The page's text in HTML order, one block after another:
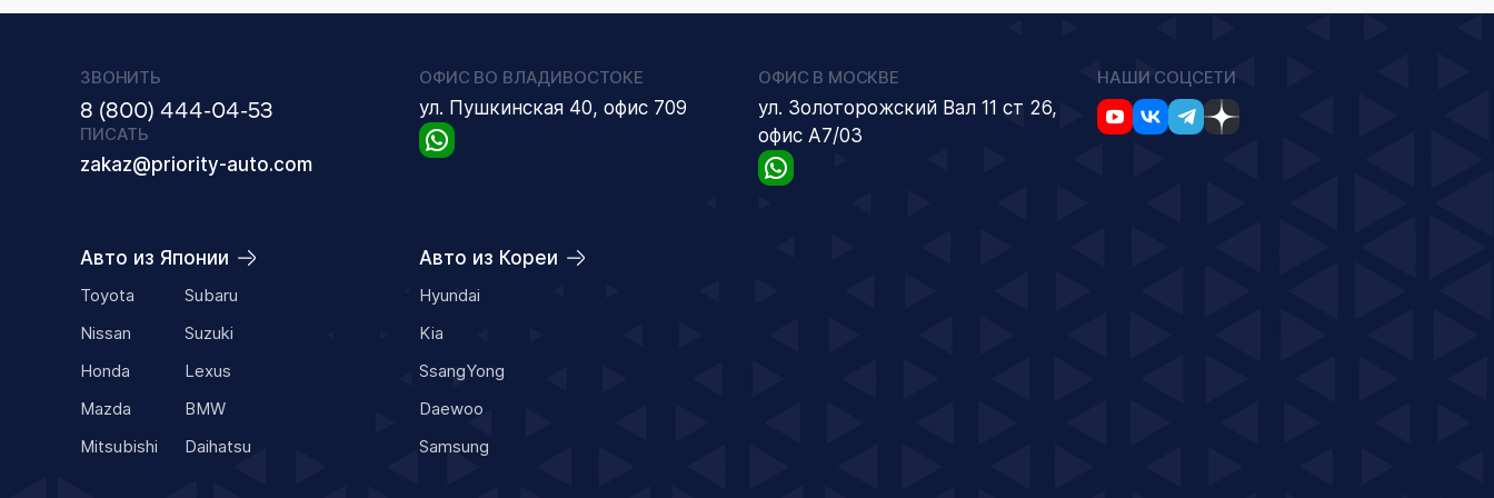
ЗВОНИТЬ
8 (800) 444-04-53
ПИСАТЬ
zakaz@priority-auto.com
ОФИС ВО ВЛАДИВОСТОКЕ
ул. Пушкинская 40, офис 709
ОФИС В МОСКВЕ
ул. Золоторожский Вал 11 ст 26,
офис А7/03
НАШИ СОЦСЕТИ
Авто из Японии
Toyota
Nissan
Honda
Mazda
Mitsubishi
Subaru
Suzuki
Lexus
BMW
Daihatsu
Авто из Кореи
Hyundai
Kia
SsangYong
Daewoo
Samsung